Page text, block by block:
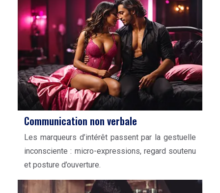
Communication non verbale
Les marqueurs d’intérêt passent par la gestuelle
inconsciente : micro-expressions, regard soutenu
et posture d’ouverture.